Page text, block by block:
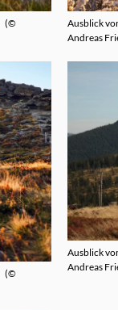
©
Ausblick
Andreas
©
Ausblick
Andreas